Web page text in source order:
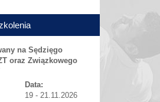
na Sędzięgo
oraz Związkowego
Data:
19 - 21.11.2026